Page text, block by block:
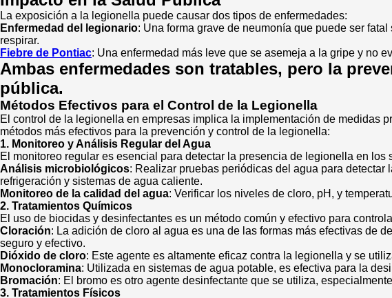
La exposición a la legionella puede causar dos tipos de enfermedades:
Enfermedad del legionario: Una forma grave de neumonía que puede ser
respirar.
Fiebre de Pontiac: Una enfermedad más leve que se asemeja a la gripe y no
Ambas enfermedades son tratables, pero la
pública.
Métodos Efectivos para el Control de la Legionella
El control de la legionella en empresas implica la implementación de medidas
métodos más efectivos para la prevención y control de la legionella:
1. Monitoreo y Análisis Regular del Agua
El monitoreo regular es esencial para detectar la presencia de legionella en los
Análisis microbiológicos: Realizar pruebas periódicas del agua para
refrigeración y sistemas de agua caliente.
Monitoreo de la calidad del agua: Verificar los niveles de cloro, pH, y
2. Tratamientos Químicos
El uso de biocidas y desinfectantes es un método común y efectivo para
Cloración: La adición de cloro al agua es una de las formas más efectivas de
seguro y efectivo.
Dióxido de cloro: Este agente es altamente eficaz contra la legionella y se
Monocloramina: Utilizada en sistemas de agua potable, es efectiva para la
Bromación: El bromo es otro agente desinfectante que se utiliza,
3. Tratamientos Físicos